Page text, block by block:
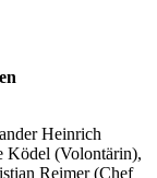
Heinrich
Ködel (Volontärin),
Reimer (Chef